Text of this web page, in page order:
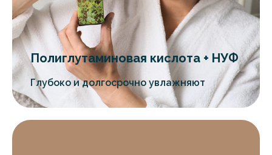
Полиглутаминовая кислота + НУФ
Глубоко и долгосрочно увлажняют